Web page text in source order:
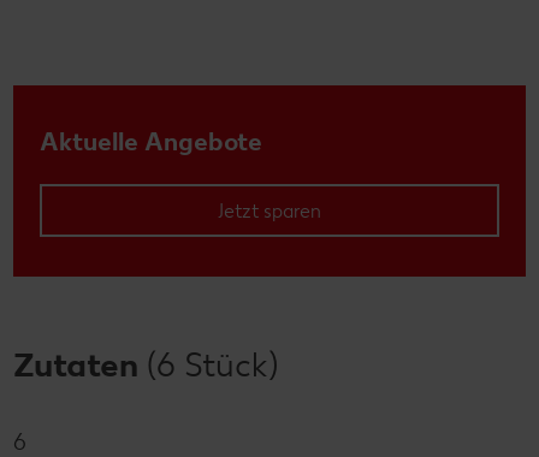
Aktuelle Angebote
Jetzt sparen
Zutaten (6 Stück)
6